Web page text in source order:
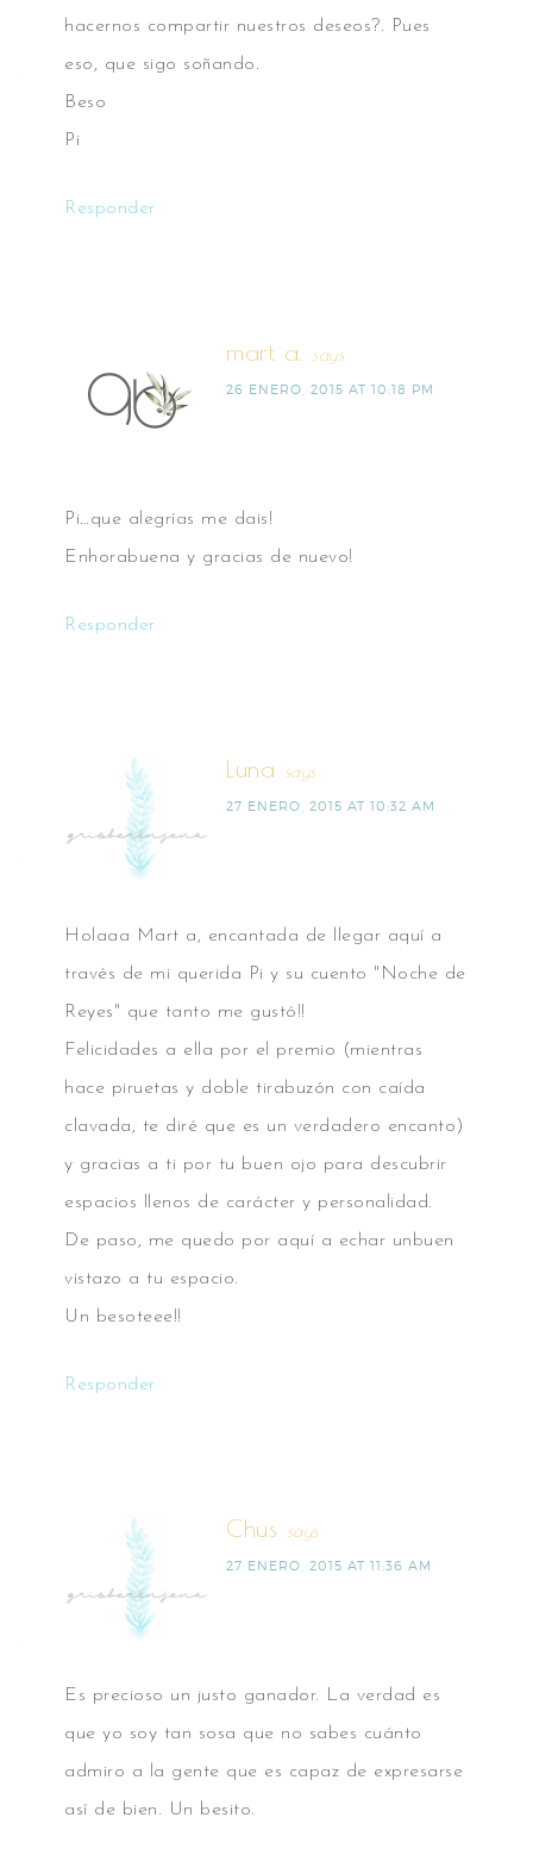
hacernos compartir nuestros deseos?. Pues
eso, que sigo soñando.
Beso
Pi
Responder
mart a. says
26 ENERO, 2015 AT 10:18 PM
Pi…que alegrías me dais!
Enhorabuena y gracias de nuevo!
Responder
Luna says
27 ENERO, 2015 AT 10:32 AM
Holaaa Mart a, encantada de llegar aquí a
través de mi querida Pi y su cuento "Noche de
Reyes" que tanto me gustó!!
Felicidades a ella por el premio (mientras
hace piruetas y doble tirabuzón con caída
clavada, te diré que es un verdadero encanto)
y gracias a ti por tu buen ojo para descubrir
espacios llenos de carácter y personalidad.
De paso, me quedo por aquí a echar unbuen
vistazo a tu espacio.
Un besoteee!!
Responder
Chus says
27 ENERO, 2015 AT 11:36 AM
Es precioso un justo ganador. La verdad es
que yo soy tan sosa que no sabes cuánto
admiro a la gente que es capaz de expresarse
así de bien. Un besito.